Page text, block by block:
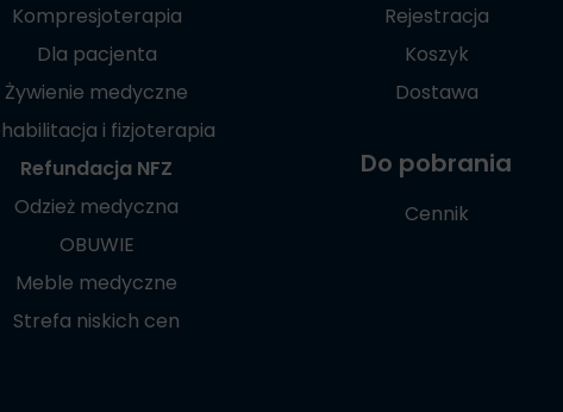
Kompresjoterapia
Dla pacjenta
Żywienie medyczne
i fizjoterapia
Refundacja NFZ
Odzież medyczna
OBUWIE
Meble medyczne
Strefa niskich cen
Rejestracja
Koszyk
Dostawa
Do pobrania
Cennik